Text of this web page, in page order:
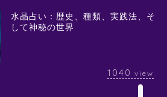
水晶占い：歴史、種類、実践法、そ
して神秘の世界
1040 view